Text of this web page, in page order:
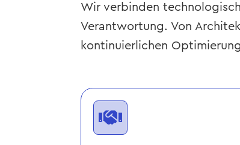
Wirverbinden
Verantwortung. Von
kontinuierlichen
